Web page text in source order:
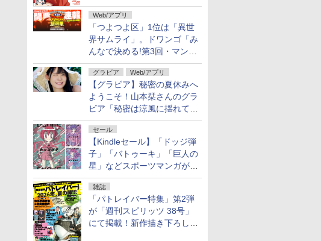
Web/アプリ
「つよつよ区」1位は「異世
界サムライ」。ドワンゴ「み
んなで決める!第3回・マンガ
総選挙」の一般投票結果を発
表グラビア Web/アプリ
【グラビア】秘密の夏休みへ
ようこそ！山本栞さんのグラ
ビア「秘密は涼風に揺れて」
がヤングアニマルWebで公開
セール
【Kindleセール】「ドッジ弾
子」「バトゥーキ」「巨人の
星」などスポーツマンガが実
質半額！「Amazonマンガ毎
週末セール」で50％ポイント
還元！
雑誌
「パトレイバー特集」第2弾
が「週刊スピリッツ 38号」
にて掲載！新作描き下ろし読